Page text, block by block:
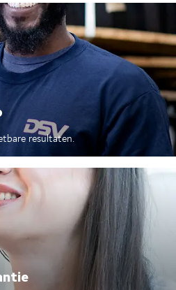
resultaten.